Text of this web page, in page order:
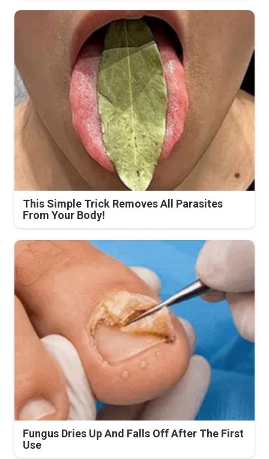
This Simple Trick Removes All Parasites
From Your Body!
Fungus Dries Up And Falls Off After The First
Use